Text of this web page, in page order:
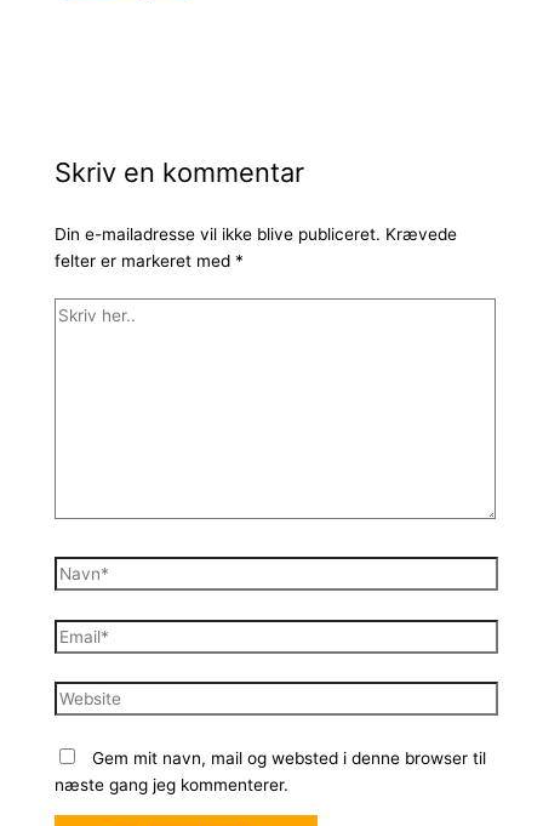
Skriv en kommentar
Din e-mailadresse vil ikke blive publiceret. Krævede
felter er markeret med *
Skriv
Navn*
Email*
Website
Gem mit navn, mail og websted i denne browser til
næste gang jeg kommenterer.